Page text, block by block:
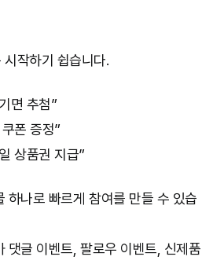
작하기 쉽습니다.
면 추첨”
폰 증정”
상품권 지급”
하나로 빠르게 참여를 만들 수 있습
댓글 이벤트, 팔로우 이벤트, 신제품